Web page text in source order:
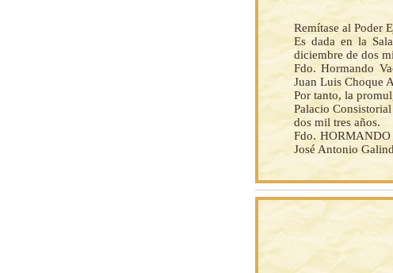
Remítase al Poder
Es dada en la
diciembre de dos
Fdo. Hormando
Juan Luis Choque
Por tanto, la
Palacio
dos mil tres años.
Fdo.
José Antonio